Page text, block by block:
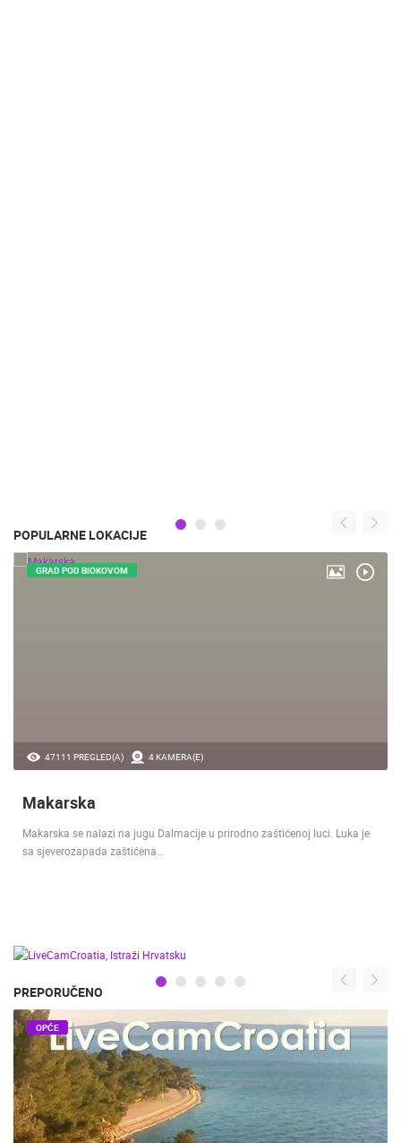
POPULARNE LOKACIJE
47111 PREGLED(A) 4 KAMERA(E)
GRAD POD BIOKOVOM
Makarska
Makarska se nalazi na jugu Dalmacije u prirodno zaštićenoj luci. Luka je
sa sjeverozapada zaštićena…
PREPORUČENO
OPĆE